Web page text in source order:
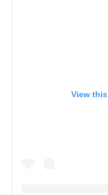
View